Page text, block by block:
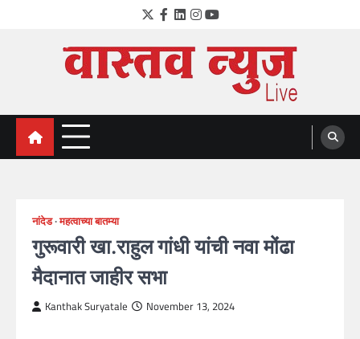
Twitter
Facebook
LinkedIn
Instagram
YouTube
VastavNEWSLive.com
a leading NEWS portal of Maharahstra
नांदेड महत्वाच्या बातम्या
गुरूवारी खा.राहुल गांधी यांची नवा मोंढा
मैदानात जाहीर सभा
Kanthak Suryatale November 13, 2024